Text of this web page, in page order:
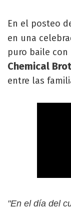
En el posteo
en una
puro baile
Chemical
entre las
"En el día del